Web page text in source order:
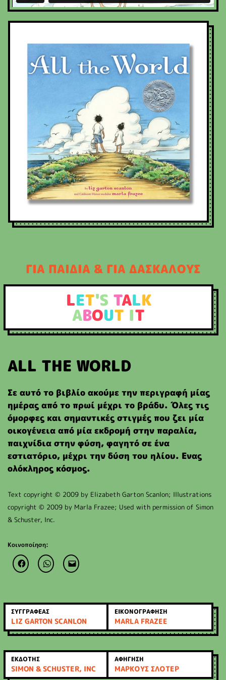
ΓΙΑ ΠΑΙΔΙΑ & ΓΙΑ ΔΑΣΚΑΛΟΥΣ
LET'S TALK
ABOUT IT
ALL THE WORLD
Σε αυτό το βιβλίο ακούμε την περιγραφή μίας
ημέρας από το πρωί μέχρι το βράδυ. Όλες τις
όμορφες και σημαντικές στιγμές που ζει μία
οικογένεια από μία εκδρομή στην παραλία,
παιχνίδια στην φύση, φαγητό σε ένα
εστιατόριο, μέχρι την δύση του ηλίου. Ενας
ολόκληρος κόσμος.
Text copyright © 2009 by Elizabeth Garton Scanlon; Illustrations
copyright © 2009 by Marla Frazee; Used with permission of Simon
& Schuster, Inc.
Κοινοποίηση:
ΣΥΓΓΡΑΦΕΑΣ
LIZ GARTON SCANLON
ΕΙΚΟΝΟΓΡΑΦΗΣΗ
MARLA FRAZEE
ΕΚΔΟΤΗΣ
SIMON & SCHUSTER, INC
ΑΦΗΓΗΣΗ
ΜΑΡΚΟΥΣ ΣΛΟΤΕΡ